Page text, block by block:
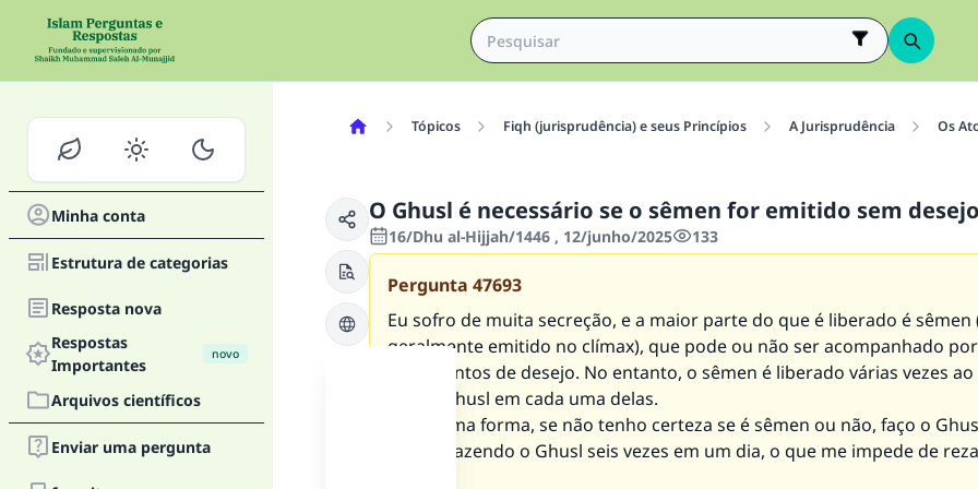
Minha conta
Estrutura de categorias
Resposta nova
Respostas
Importantes
novo
Arquivos científicos
Enviar uma pergunta
Tópicos Fiqh (jurisprudência) e seus Princípios A Jurisprudência Os
O Ghusl é necessário se o sêmen for emitido sem
16/Dhu al-Hijjah/1446 , 12/junho/2025 133
Pergunta 47693
Eu sofro de muita secreção, e a maior parte do que é liberado é sêmen
geralmente emitido no clímax), que pode ou não ser acompanhado por
sentimentos de desejo. No entanto, o sêmen é liberado várias vezes ao
faço o Ghusl em cada uma delas.
Da mesma forma, se não tenho certeza se é sêmen ou não, faço o
acabar fazendo o Ghusl seis vezes em um dia, o que me impede de